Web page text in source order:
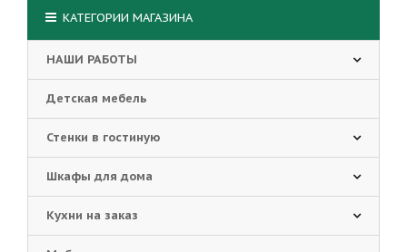
КАТЕГОРИИ МАГАЗИНА
НАШИ РАБОТЫ
Детская мебель
Стенки в гостиную
Шкафы для дома
Кухни на заказ